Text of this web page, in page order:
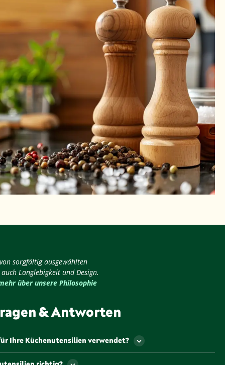
sorgfältig ausgewählten
Langlebigkeit und Design.
über unsere Philosophie
& Antworten
Ihre Küchenutensilien verwendet?
aus hochwertigen, langlebigen Materialien